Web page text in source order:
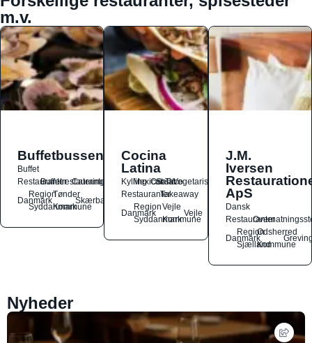
m.v.
Buffetbussen
Buffet
Restauranter
Buffetrestauranter
Catering
Danmark
Region
Syddanmark
Tønder
Kommune
Skærbæk
Cocina
Latina
Kylling
Mexicansk
OstSalat
TacoVegetarisk
RestauranterTakeaway
Danmark
Region
Syddanmark
Vejle
Kommune
Vejle
J.M.
Iversen
ApS
Dansk
Restauranter
Danmark
Region
Sjælland
Odsherred
Kommune
Nyheder